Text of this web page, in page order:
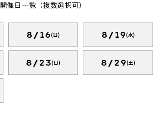
開催日一覧（複数選択可）
8/16(日) 8/19(水)
8/23(日) 8/29(土)